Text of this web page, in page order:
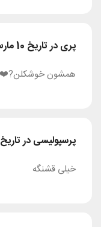
پری در تاریخ 10 مارس 2022
همشون خوشکلن?❤️
پرسپولیسی در تاریخ 10 مارس 2022
خیلی قشنگه